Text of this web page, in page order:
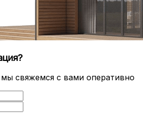
мы свяжемся с вами оперативно